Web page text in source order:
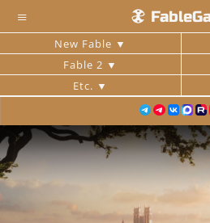
≡
New Fable
Fable 2
Etc.